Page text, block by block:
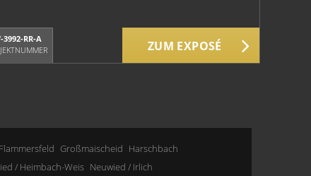
3992-RR-A
ZUM EXPOSÉ
Flammersfeld Großmaischeid Harschbach
/ Heimbach-Weis Neuwied / Irlich